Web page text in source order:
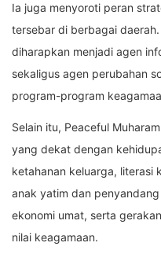
Ia juga menyoroti peran
tersebar di berbagai
diharapkan menjadi agen
sekaligus agen perubahan
program-program
Selain itu, Peaceful
yang dekat dengan
ketahanan keluarga, literasi
anak yatim dan
ekonomi umat, serta
nilai keagamaan.